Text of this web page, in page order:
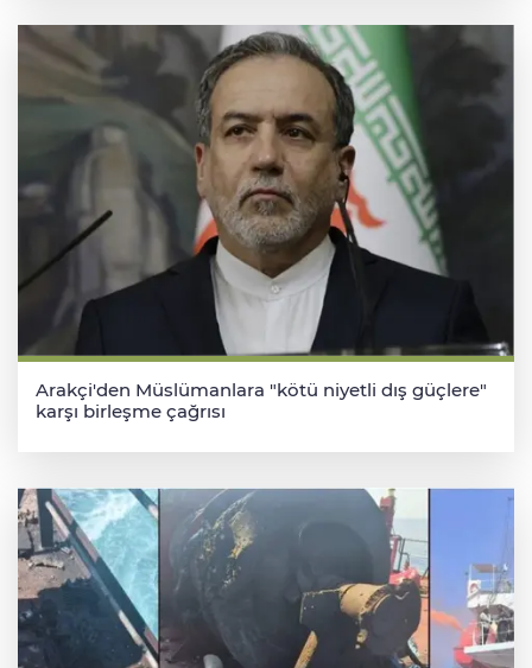
Arakçi'den Müslümanlara "kötü niyetli dış güçlere"
karşı birleşme çağrısı